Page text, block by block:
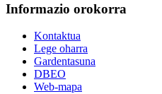
Informazio orokorra
Kontaktua
Lege oharra
Gardentasuna
DBEO
Web-mapa